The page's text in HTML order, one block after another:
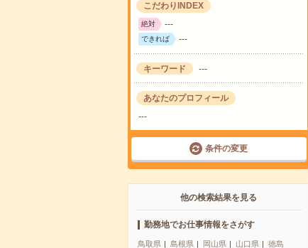
こだわりINDEX
絶対 ---
できれば ---
キーワード ---
あなたのプロフィール
---
条件の変更
他の検索結果を見る
勤務地でお仕事情報をさがす
鳥取県 島根県 岡山県 山口県
徳島